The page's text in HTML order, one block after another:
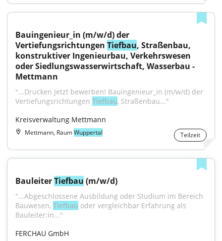
Bauingenieur_in (m/w/d) der
Vertiefungsrichtungen Tiefbau, Straßenbau,
konstruktiver Ingenieurbau, Verkehrswesen
oder Siedlungswasserwirtschaft, Wasserbau -
Mettmann
"...Drucken Jetzt bewerben! Bauingenieur_in (m/w/d) der
Vertiefungsrichtungen Tiefbau, Straßenbau..."
Kreisverwaltung Mettmann
Mettmann, RaumWuppertal Teilzeit
Bauleiter Tiefbau (m/w/d)
"...Abgeschlossene Ausbildung oder Studium im Bereich
Bauwesen, Tiefbau oder vergleichbar Erfahrung als
Bauleiter:in..."
FERCHAU GmbH